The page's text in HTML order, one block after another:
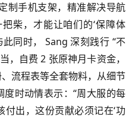
制手机支架，精准解决导航
柴，才能让咱们的‘保障体
此同时， Sang 深刻践行 “不
，自费 2 张原神月卡资金，
流程表等全套物料，从细节
时动情表示：“周大服的每
出，这份贡献必须记在‘功